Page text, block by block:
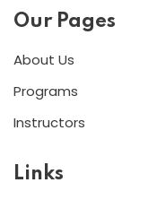
Our Pages
About Us
Programs
Instructors
Links